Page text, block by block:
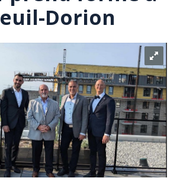
Dorion